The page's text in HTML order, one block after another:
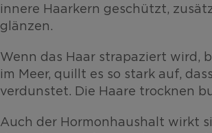
innere Haarkern geschützt,
glänzen.
Wenn das Haar strapaziert wird,
im Meer, quillt es so stark auf,
verdunstet. Die Haare trocknen
Auch der Hormonhaushalt wirkt